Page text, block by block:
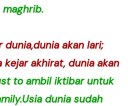
akan lari;
akhirat, dunia akan
to ambil iktibar untuk
dunia sudah